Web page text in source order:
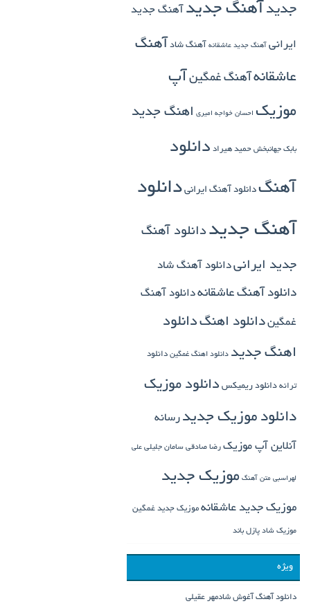
جدید آهنگ جدید آهنگ جدید
ایرانی آهنگ جدید عاشقانه آهنگ شاد آهنگ
عاشقانه آهنگ غمگین آپ
موزیک احسان خواجه امیری اهنگ جدید
بابک جهانبخش حمید هیراد دانلود
آهنگ دانلود آهنگ ایرانی دانلود
آهنگ جدید دانلود آهنگ
جدید ایرانیدانلود آهنگ شاد
دانلود آهنگ عاشقانهدانلود آهنگ
غمگیندانلود اهنگدانلود
اهنگ جدید دانلود اهنگ غمگین دانلود
ترانه دانلود ریمیکس دانلود موزیک
دانلود موزیک جدید رسانه
آنلاین آپ موزیک رضا صادقی سامان جلیلی علی
لهراسبی متن آهنگ موزیک جدید
موزیک جدید عاشقانه موزیک جدید غمگین
موزیک شاد پازل باند
ویژه
دانلود آهنگ آغوش شادمهر عقیلی